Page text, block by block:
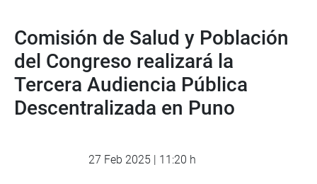
Comisión de Salud y Población
del Congreso realizará la
Tercera Audiencia Pública
Descentralizada en Puno
27 Feb 2025 | 11:20 h